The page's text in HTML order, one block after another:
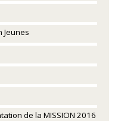
Jeunes
de la MISSION 2016